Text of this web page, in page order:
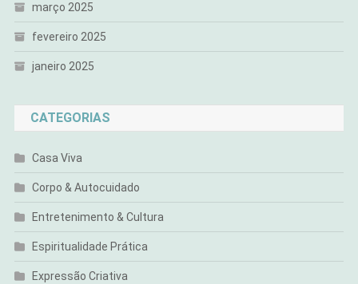
março 2025
fevereiro 2025
janeiro 2025
CATEGORIAS
Casa Viva
Corpo & Autocuidado
Entretenimento & Cultura
Espiritualidade Prática
Expressão Criativa